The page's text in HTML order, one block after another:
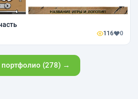
116 0
портфолио (278) →